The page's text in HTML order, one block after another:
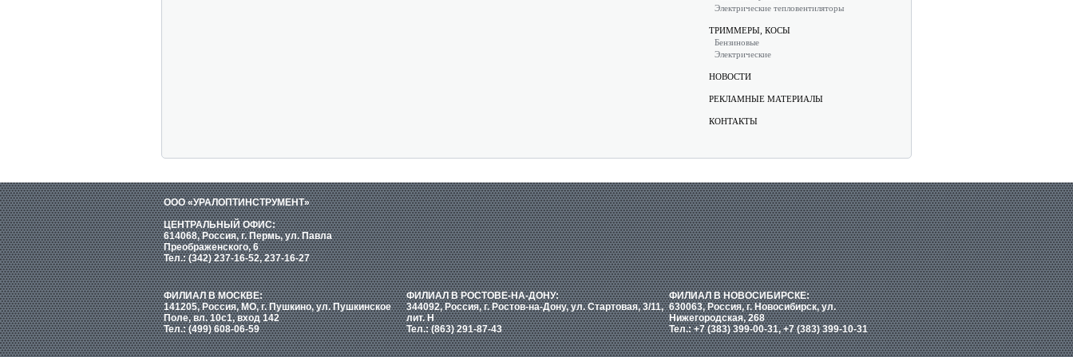
Электрические тепловентиляторы
ТРИММЕРЫ, КОСЫ
Бензиновые
Электрические
НОВОСТИ
РЕКЛАМНЫЕ МАТЕРИАЛЫ
КОНТАКТЫ
ООО «УРАЛОПТИНСТРУМЕНТ»
ЦЕНТРАЛЬНЫЙ ОФИС:
614068, Россия, г. Пермь, ул. Павла
Преображенского, 6
Тел.: (342) 237-16-52, 237-16-27
ФИЛИАЛ В МОСКВЕ:
141205, Россия, МО, г. Пушкино, ул. Пушкинское
Поле, вл. 10с1, вход 142
Тел.: (499) 608-06-59
ФИЛИАЛ В РОСТОВЕ-НА-ДОНУ:
344092, Россия, г. Ростов-на-Дону, ул. Стартовая, 3/11,
лит. Н
Тел.: (863) 291-87-43
ФИЛИАЛ В НОВОСИБИРСКЕ:
630063, Россия, г. Новосибирск, ул.
Нижегородская, 268
Тел.: +7 (383) 399-00-31, +7 (383) 399-10-31